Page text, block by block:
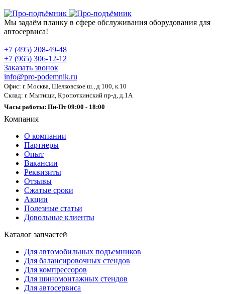
Мы задаём планку в сфере обслуживания оборудования для
автосервиса!
+7 (495) 208-49-48
+7 (965) 306-12-12
Заказать звонок
info@pro-podemnik.ru
Офис: г. Москва, Щелковское ш., д 100, к.10
Склад: г. Мытищи, Кропоткинский пр-д, д.1А
Часы работы: Пн-Пт 09:00 - 18:00
Компания
О компании
Партнеры
Опыт
Вакансии
Реквизиты
Отзывы
Сжатые сроки
Акции
Полезные статьи
Довольные клиенты
Каталог запчастей
Для автомобильных подъемников
Для балансировочных стендов
Для компрессоров
Для шиномонтажных стендов
Для автосервиса